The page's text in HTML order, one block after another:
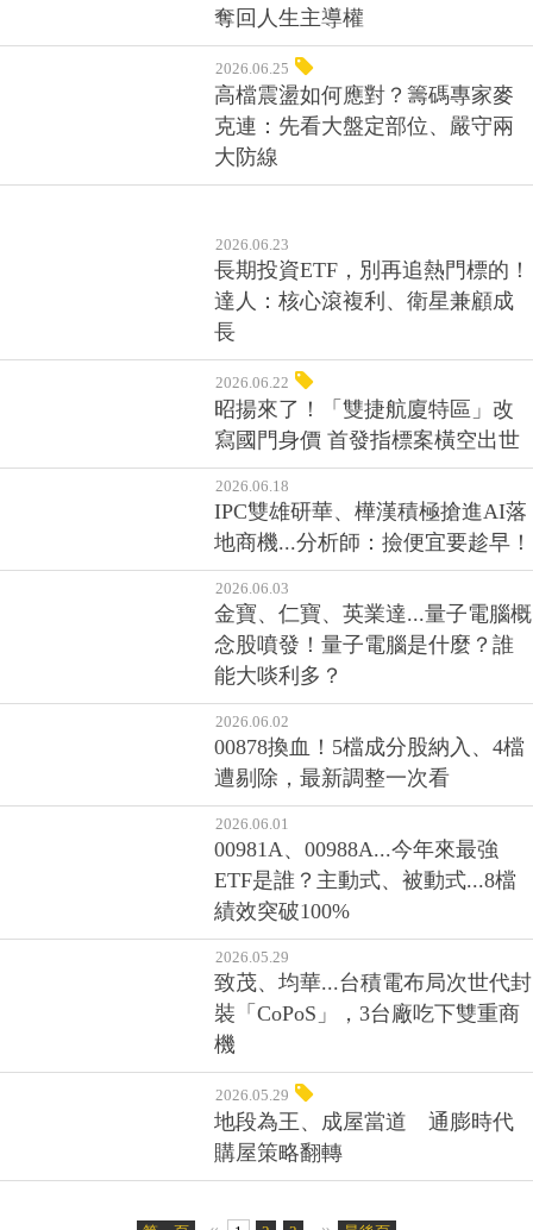
奪回人生主導權
2026.06.25
高檔震盪如何應對？籌碼專家麥
克連：先看大盤定部位、嚴守兩
大防線
2026.06.23
長期投資ETF，別再追熱門標的！
達人：核心滾複利、衛星兼顧成
長
2026.06.22
昭揚來了！「雙捷航廈特區」改
寫國門身價 首發指標案橫空出世
2026.06.18
IPC雙雄研華、樺漢積極搶進AI落
地商機...分析師：撿便宜要趁早！
2026.06.03
金寶、仁寶、英業達...量子電腦概
念股噴發！量子電腦是什麼？誰
能大啖利多？
2026.06.02
00878換血！5檔成分股納入、4檔
遭剔除，最新調整一次看
2026.06.01
00981A、00988A...今年來最強
ETF是誰？主動式、被動式...8檔
績效突破100%
2026.05.29
致茂、均華...台積電布局次世代封
裝「CoPoS」，3台廠吃下雙重商
機
2026.05.29
地段為王、成屋當道 通膨時代
購屋策略翻轉